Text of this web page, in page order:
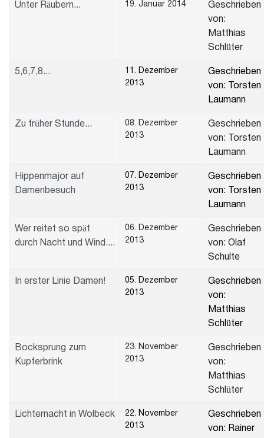
Unter Räubern... 19. Januar 2014
Geschrieben
von:
Matthias
Schlüter
5,6,7,8...
11. Dezember
2013
Geschrieben
von: Torsten
Laumann
Zu früher Stunde...
08. Dezember
2013
Geschrieben
von: Torsten
Laumann
Hippenmajor auf
Damenbesuch
07. Dezember
2013
Geschrieben
von: Torsten
Laumann
Wer reitet so spät
durch Nacht und Wind....
06. Dezember
2013
Geschrieben
von: Olaf
Schulte
In erster Linie Damen!
05. Dezember
2013
Geschrieben
von:
Matthias
Schlüter
Bocksprung zum
Kupferbrink
23. November
2013
Geschrieben
von:
Matthias
Schlüter
Lichternacht in Wolbeck
22. November
2013
Geschrieben
von: Rainer